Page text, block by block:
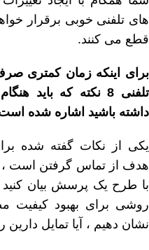
های تلفنی خوبی برقرار
قطع می کنند.
برای اینکه زمان کمتری صرف
تلفنی 8 نکته که
داشته باشید اشاره شده
یکی از نکات گفته شده
هدف از تماس گرفتن است ،
با طرح یک پرسش بیان کنید
روشی برای بهبود کیفیت
نشان دهیم ، آیا تمایل